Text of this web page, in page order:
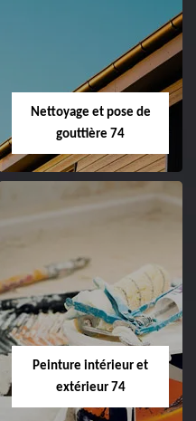
Nettoyage et pose de
gouttière 74
Peinture intérieur et
extérieur 74